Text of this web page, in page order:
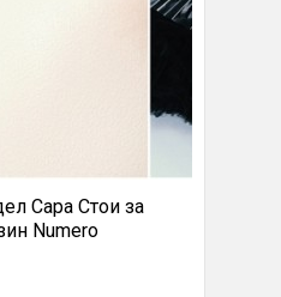
Сара Стои за
Numero